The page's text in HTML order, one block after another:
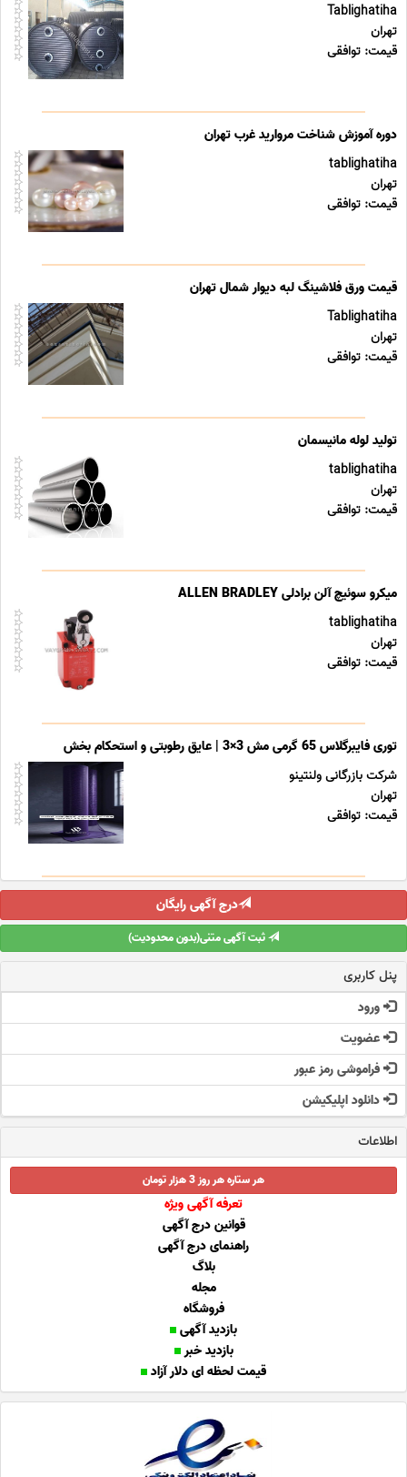
Tablighatiha
تهران
قیمت: توافقی
دوره آموزش شناخت مروارید غرب تهران
tablighatiha
تهران
قیمت: توافقی
قیمت ورق فلاشینگ لبه دیوار شمال تهران
Tablighatiha
تهران
قیمت: توافقی
تولید لوله مانیسمان
tablighatiha
تهران
قیمت: توافقی
میکرو سوئیچ آلن برادلی ALLEN BRADLEY
tablighatiha
تهران
قیمت: توافقی
توری فایبرگلاس 65 گرمی مش 3×3 | عایق رطوبتی و استحکام بخش
شرکت بازرگانی ولنتینو
تهران
قیمت: توافقی
درج آگهی رایگان
ثبت آگهی متنی(بدون محدودیت)
پنل کاربری
ورود
عضویت
فراموشی رمز عبور
دانلود اپلیکیشن
اطلاعات
هر ستاره هر روز 3 هزار تومان
تعرفه آگهی ویژه
قوانین درج آگهی
راهنمای درج آگهی
بلاگ
مجله
فروشگاه
بازدید آگهی
بازدید خبر
قیمت لحظه ای دلار آزاد